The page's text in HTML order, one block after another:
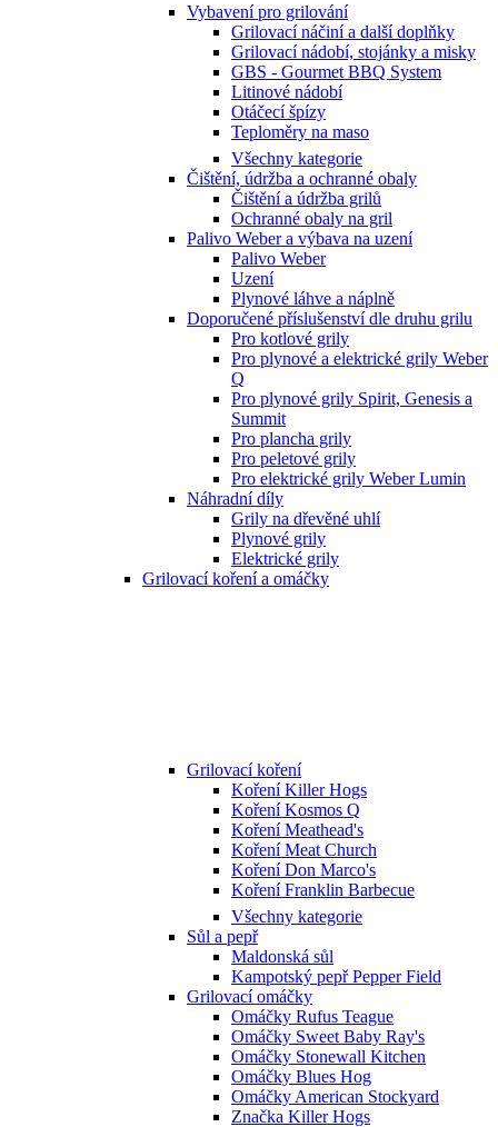
Vybavení pro grilování
Grilovací náčiní a další doplňky
Grilovací nádobí, stojánky a misky
GBS - Gourmet BBQ System
Litinové nádobí
Otáčecí špízy
Teploměry na maso
Všechny kategorie
Čištění, údržba a ochranné obaly
Čištění a údržba grilů
Ochranné obaly na gril
Palivo Weber a výbava na uzení
Palivo Weber
Uzení
Plynové láhve a náplně
Doporučené příslušenství dle druhu grilu
Pro kotlové grily
Pro plynové a elektrické grily Weber
Q
Pro plynové grily Spirit, Genesis a
Summit
Pro plancha grily
Pro peletové grily
Pro elektrické grily Weber Lumin
Náhradní díly
Grily na dřevěné uhlí
Plynové grily
Elektrické grily
Grilovací koření a omáčky
Grilovací koření
Koření Killer Hogs
Koření Kosmos Q
Koření Meathead's
Koření Meat Church
Koření Don Marco's
Koření Franklin Barbecue
Všechny kategorie
Sůl a pepř
Maldonská sůl
Kampotský pepř Pepper Field
Grilovací omáčky
Omáčky Rufus Teague
Omáčky Sweet Baby Ray's
Omáčky Stonewall Kitchen
Omáčky Blues Hog
Omáčky American Stockyard
Značka Killer Hogs